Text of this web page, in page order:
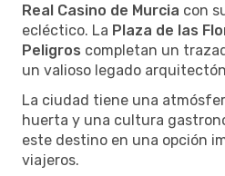
Real Casino de Murcia con
ecléctico. La Plaza de las
Peligros completan un
un valioso legado
La ciudad tiene una
huerta y una cultura
este destino en una opción
viajeros.